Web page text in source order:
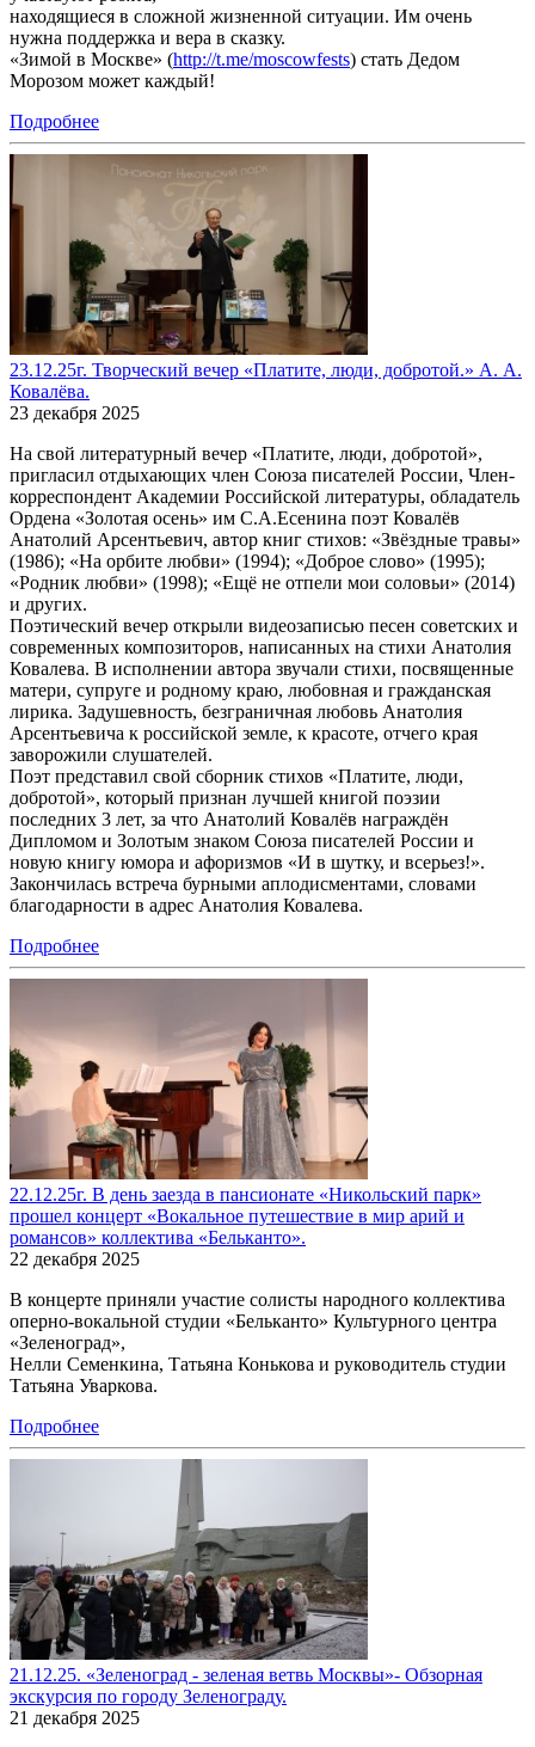
находящиеся в сложной жизненной ситуации. Им очень
нужна поддержка и вера в сказку.
«Зимой в Москве» (http://t.me/moscowfests) стать Дедом
Морозом может каждый!
Подробнее
23.12.25г. Творческий вечер «Платите, люди, добротой.» А. А.
Ковалёва.
23 декабря 2025
На свой литературный вечер «Платите, люди, добротой»,
пригласил отдыхающих член Союза писателей России, Член-
корреспондент Академии Российской литературы, обладатель
Ордена «Золотая осень» им С.А.Есенина поэт Ковалёв
Анатолий Арсентьевич, автор книг стихов: «Звёздные травы»
(1986); «На орбите любви» (1994); «Доброе слово» (1995);
«Родник любви» (1998); «Ещё не отпели мои соловьи» (2014)
и других.
Поэтический вечер открыли видеозаписью песен советских и
современных композиторов, написанных на стихи Анатолия
Ковалева. В исполнении автора звучали стихи, посвященные
матери, супруге и родному краю, любовная и гражданская
лирика. Задушевность, безграничная любовь Анатолия
Арсентьевича к российской земле, к красоте, отчего края
заворожили слушателей.
Поэт представил свой сборник стихов «Платите, люди,
добротой», который признан лучшей книгой поэзии
последних 3 лет, за что Анатолий Ковалёв награждён
Дипломом и Золотым знаком Союза писателей России и
новую книгу юмора и афоризмов «И в шутку, и всерьез!».
Закончилась встреча бурными аплодисментами, словами
благодарности в адрес Анатолия Ковалева.
Подробнее
22.12.25г. В день заезда в пансионате «Никольский парк»
прошел концерт «Вокальное путешествие в мир арий и
романсов» коллектива «Бельканто».
22 декабря 2025
В концерте приняли участие солисты народного коллектива
оперно-вокальной студии «Бельканто» Культурного центра
«Зеленоград»,
Нелли Семенкина, Татьяна Конькова и руководитель студии
Татьяна Уваркова.
Подробнее
21.12.25. «Зеленоград - зеленая ветвь Москвы»- Обзорная
экскурсия по городу Зеленограду.
21 декабря 2025